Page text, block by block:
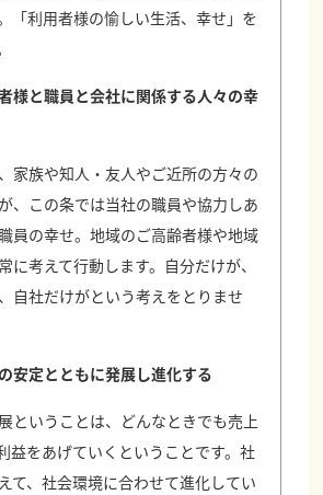
「利用者様の愉しい生活、幸せ」を
様と職員と会社に関係する人々の幸
家族や知人・友人やご近所の方々の
、この条では当社の職員や協力しあ
員の幸せ。地域のご高齢者様や地域
に考えて行動します。自分だけが、
自社だけがという考えをとりませ
安定とともに発展し進化する
ということは、どんなときでも売上
益をあげていくということです。社
て、社会環境に合わせて進化してい